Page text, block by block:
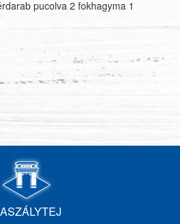
pucolva 2 fokhagyma 1